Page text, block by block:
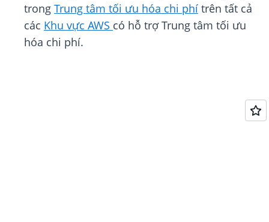
trong Trung tâm tối ưu hóa chi phí trên tất cả
các Khu vực AWS có hỗ trợ Trung tâm tối ưu
hóa chi phí.